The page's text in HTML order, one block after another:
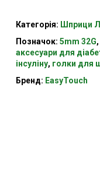
Категорія: Шприци
Позначок: 5mm 32G,
аксесуари для
інсуліну, голки для
Бренд: EasyTouch